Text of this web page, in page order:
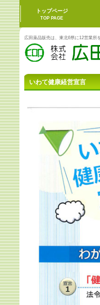
いわて健康経営宣言